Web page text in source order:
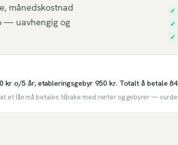
månedskostnad
— uavhengig og
✓
✓
✓
kr o/5 år, etableringsgebyr 950 kr. Totalt å betale
et lån må betales tilbake med renter og gebyrer —